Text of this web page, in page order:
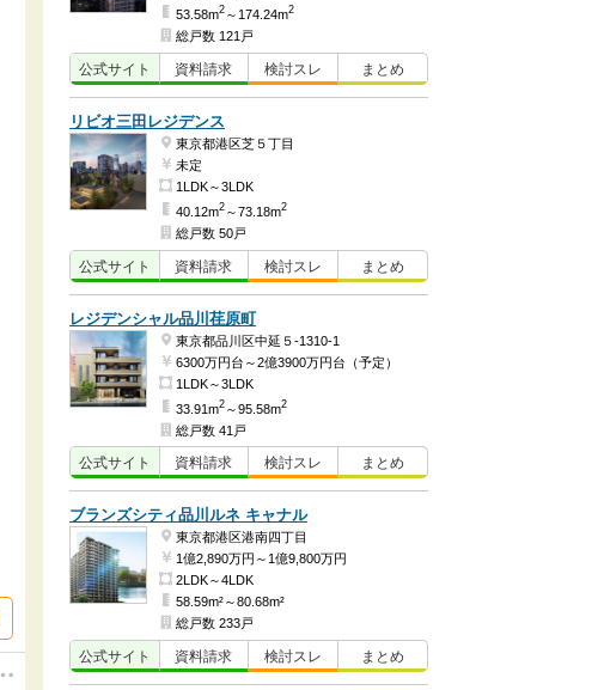
53.58m2 ～174.24m2
総戸数 121戸
公式サイト 資料請求 検討スレ まとめ
リビオ三田レジデンス
東京都港区芝５丁目
未定
1LDK～3LDK
40.12m2 ～73.18m2
総戸数 50戸
公式サイト 資料請求 検討スレ まとめ
レジデンシャル品川荏原町
東京都品川区中延５-1310-1
6300万円台～2億3900万円台（予定）
1LDK～3LDK
33.91m2 ～95.58m2
総戸数 41戸
公式サイト 資料請求 検討スレ まとめ
ブランズシティ品川ルネ キャナル
東京都港区港南四丁目
1億2,890万円～1億9,800万円
2LDK～4LDK
58.59m²～80.68m²
総戸数 233戸
公式サイト 資料請求 検討スレ まとめ